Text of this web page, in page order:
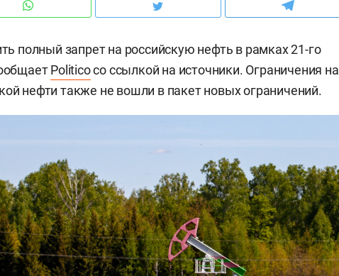
полный запрет на российскую нефть в рамках 21-го
Politicoсо ссылкой на источники. Ограничения на
нефти также не вошли в пакет новых ограничений.